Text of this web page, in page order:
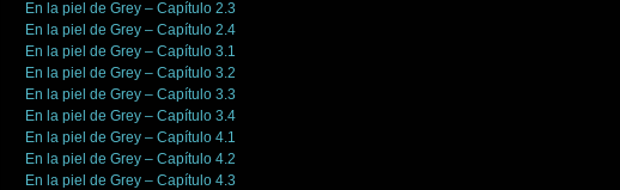
En la piel de Grey – Capítulo 2.3
En la piel de Grey – Capítulo 2.4
En la piel de Grey – Capítulo 3.1
En la piel de Grey – Capítulo 3.2
En la piel de Grey – Capítulo 3.3
En la piel de Grey – Capítulo 3.4
En la piel de Grey – Capítulo 4.1
En la piel de Grey – Capítulo 4.2
En la piel de Grey – Capítulo 4.3